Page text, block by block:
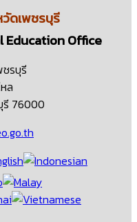
ดเพชรบุรี
Education Office
รบุรี
ล
รี 76000